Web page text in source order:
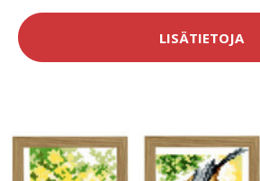
LISÄTIETOJA